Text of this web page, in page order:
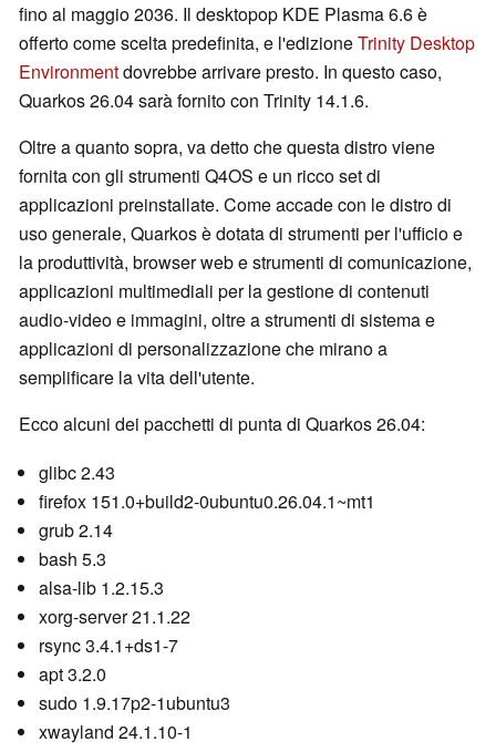
fino al maggio 2036. Il desktopop KDE Plasma 6.6 è
offerto come scelta predefinita, e l'edizioneTrinity Desktop
Environmentdovrebbe arrivare presto. In questo caso,
Quarkos 26.04 sarà fornito con Trinity 14.1.6.
Oltre a quanto sopra, va detto che questa distro viene
fornita con gli strumenti Q4OS e un ricco set di
applicazioni preinstallate. Come accade con le distro di
uso generale, Quarkos è dotata di strumenti per l'ufficio e
la produttività, browser web e strumenti di comunicazione,
applicazioni multimediali per la gestione di contenuti
audio-video e immagini, oltre a strumenti di sistema e
applicazioni di personalizzazione che mirano a
semplificare la vita dell'utente.
Ecco alcuni dei pacchetti di punta di Quarkos 26.04:
glibc 2.43
firefox 151.0+build2-0ubuntu0.26.04.1~mt1
grub 2.14
bash 5.3
alsa-lib 1.2.15.3
xorg-server 21.1.22
rsync 3.4.1+ds1-7
apt 3.2.0
sudo 1.9.17p2-1ubuntu3
xwayland 24.1.10-1